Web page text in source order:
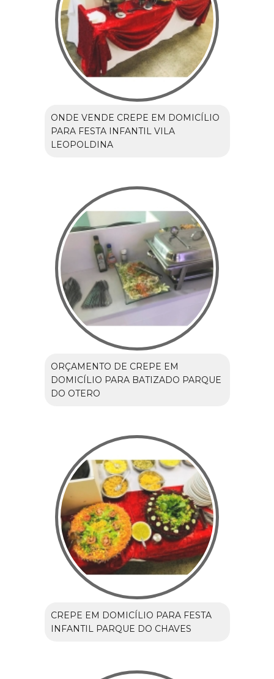
ONDE VENDE CREPE EM DOMICÍLIO
PARA FESTA INFANTIL VILA
LEOPOLDINA
ORÇAMENTO DE CREPE EM
DOMICÍLIO PARA BATIZADO PARQUE
DO OTERO
CREPE EM DOMICÍLIO PARA FESTA
INFANTIL PARQUE DO CHAVES